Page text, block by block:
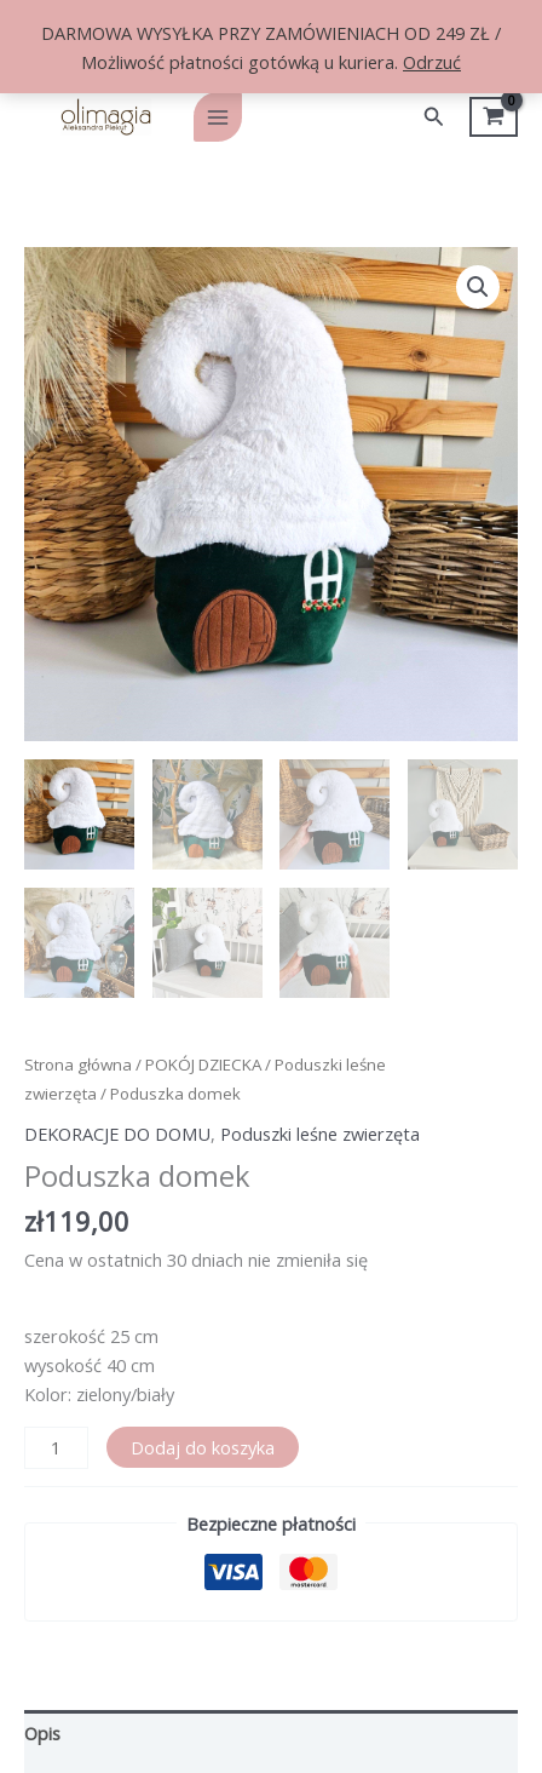
DARMOWA WYSYŁKA PRZY ZAMÓWIENIACH OD 249 ZŁ /
Możliwość płatności gotówką u kuriera. Odrzuć
Main
Szukaj
Strona główna / POKÓJ DZIECKA/ Poduszki leśne
zwierzęta / Poduszka domek
DEKORACJE DO DOMU, Poduszki leśne zwierzęta
Poduszka domek
zł119,00
Cena w ostatnich 30 dniach nie zmieniła się
szerokość 25 cm
wysokość 40 cm
Kolor: zielony/biały
ilość
Dodaj do koszyka
Bezpieczne płatności
Opis